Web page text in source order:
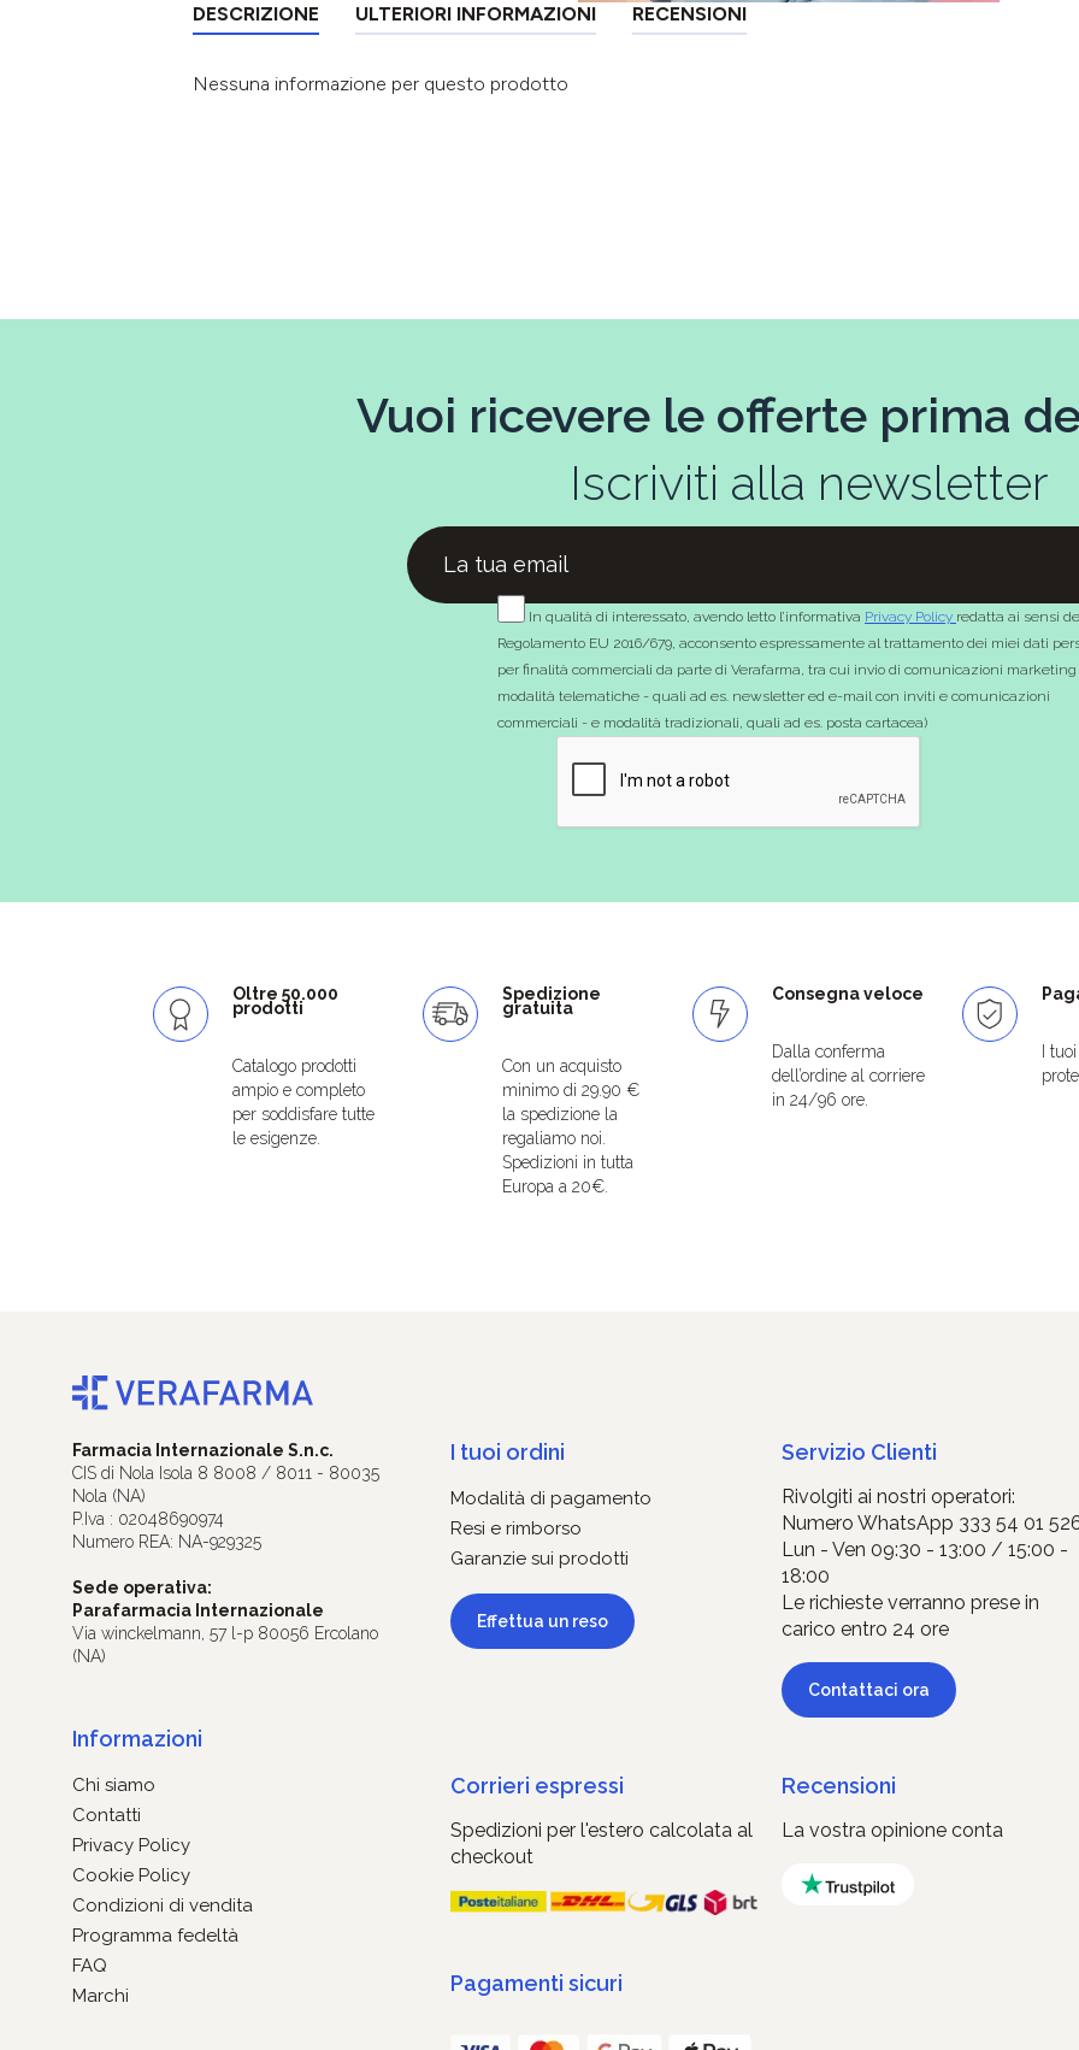
DESCRIZIONE ULTERIORI INFORMAZIONI RECENSIONI
Nessuna informazione per questo prodotto
Vuoi ricevere le offerte prima
Iscriviti alla newsletter
In qualità di interessato, avendo letto l’informativa Privacy Policy redatta ai sensi
Regolamento EU 2016/679, acconsento espressamente al trattamento dei miei dati
per finalità commerciali da parte di Verafarma, tra cui invio di comunicazioni marketing
modalità telematiche - quali ad es. newsletter ed e-mail con inviti e comunicazioni
commerciali - e modalità tradizionali, quali ad es. posta cartacea)
Oltre 50.000
prodotti
Catalogo prodotti
ampio e completo
per soddisfare tutte
le esigenze.
Spedizione
gratuita
Con un acquisto
minimo di 29.90 €
la spedizione la
regaliamo noi.
Spedizioni in tutta
Europa a 20€.
Consegna veloce
Dalla conferma
dell’ordine al corriere
in 24/96 ore.
I
Farmacia Internazionale S.n.c.
CIS di Nola Isola 8 8008 / 8011 - 80035
Nola (NA)
P.Iva : 02048690974
Numero REA: NA-929325
Sede operativa:
Parafarmacia Internazionale
Via winckelmann, 57 l-p 80056 Ercolano
(NA)
Informazioni
Chi siamo
Contatti
Privacy Policy
Cookie Policy
Condizioni di vendita
Programma fedeltà
FAQ
Marchi
I tuoi ordini
Modalità di pagamento
Resi e rimborso
Garanzie sui prodotti
Effettua un reso
Servizio Clienti
Rivolgiti ai nostri operatori:
Numero WhatsApp 333 54 01
Lun - Ven 09:30 - 13:00 / 15:00 -
18:00
Le richieste verranno prese in
carico entro 24 ore
Contattaci ora
Corrieri espressi
Spedizioni per l'estero calcolata al
checkout
Recensioni
La vostra opinione conta
Pagamenti sicuri